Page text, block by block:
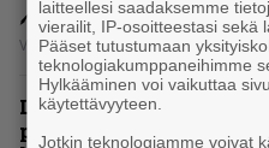
Vesa Siltanen
Levyarvio: Coronerin
paluualbumi 32 vuotta
laitteellesi saadaksemme
vierailit, IP-osoitteestasi sekä
Pääset tutustumaan
teknologiakumppaneihimme
Hylkääminen voi vaikuttaa
käytettävyyteen.
Jotkin teknologiamme voivat